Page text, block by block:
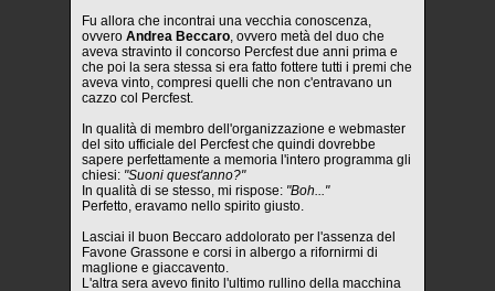
Fu allora che incontrai una vecchia conoscenza,
ovvero Andrea Beccaro , ovvero metà del duo che
aveva stravinto il concorso Percfest due anni prima e
che poi la sera stessa si era fatto fottere tutti i premi che
aveva vinto, compresi quelli che non c'entravano un
cazzo col Percfest.
In qualità di membro dell'organizzazione e webmaster
del sito ufficiale del Percfest che quindi dovrebbe
sapere perfettamente a memoria l'intero programma gli
chiesi: "Suoni quest'anno?"
In qualità di se stesso, mi rispose: "Boh..."
Perfetto, eravamo nello spirito giusto.
Lasciai il buon Beccaro addolorato per l'assenza del
Favone Grassone e corsi in albergo a rifornirmi di
maglione e giaccavento.
L'altra sera avevo finito l'ultimo rullino della macchina